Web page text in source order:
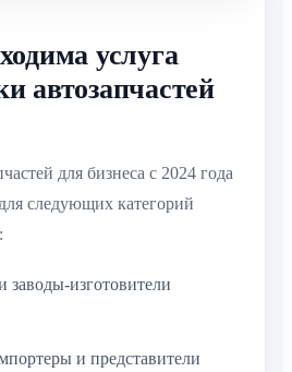
услуга
автозапчастей
для бизнеса с 2024 года
следующих категорий
заводы-изготовители
и представители